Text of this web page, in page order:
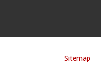
Sitemap